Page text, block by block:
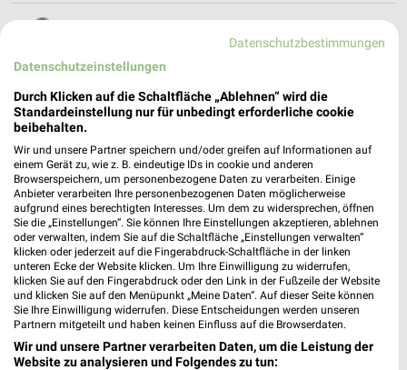
Louis Prospekte und Angebote für Lochau
Noch mehr Angebote in
der weekli App!
Datenschutzbestimmungen
Datenschutzeinstellungen
Durch Klicken auf die Schaltfläche „Ablehnen“ wird die
Standardeinstellung nur für unbedingt erforderliche cookie
beibehalten.
Wir und unsere Partner speichern und/oder greifen auf Informationen auf
einem Gerät zu, wie z. B. eindeutige IDs in cookie und anderen
Browserspeichern, um personenbezogene Daten zu verarbeiten. Einige
Anbieter verarbeiten Ihre personenbezogenen Daten möglicherweise
aufgrund eines berechtigten Interesses. Um dem zu widersprechen, öffnen
Sie die „Einstellungen“. Sie können Ihre Einstellungen akzeptieren, ablehnen
oder verwalten, indem Sie auf die Schaltfläche „Einstellungen verwalten“
klicken oder jederzeit auf die Fingerabdruck-Schaltfläche in der linken
unteren Ecke der Website klicken. Um Ihre Einwilligung zu widerrufen,
klicken Sie auf den Fingerabdruck oder den Link in der Fußzeile der Website
und klicken Sie auf den Menüpunkt „Meine Daten“. Auf dieser Seite können
Sie Ihre Einwilligung widerrufen. Diese Entscheidungen werden unseren
Partnern mitgeteilt und haben keinen Einfluss auf die Browserdaten.
Wir und unsere Partner verarbeiten Daten, um die Leistung der
Website zu analysieren und Folgendes zu tun: